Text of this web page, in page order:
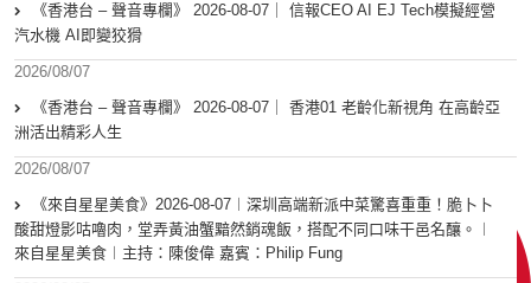
《香港台 – 聲音專欄》 2026-08-07｜ 信報CEO AI EJ Tech模擬經營
汽水機 AI即變狡猾
2026/08/07
《香港台 – 聲音專欄》 2026-08-07｜ 香港01 老齡化新視角 在高齡亞
洲活出精彩人生
2026/08/07
《來自星星美食》2026-08-07︱深圳高端新派中菜驚喜重重！脆卜卜
酸甜燈影咕嚕肉，堂弄黃油蟹黯然銷魂飯，搭配不同口味干邑名釀。︱
來自星星美食︱主持：陳俊偉 嘉賓：Philip Fung